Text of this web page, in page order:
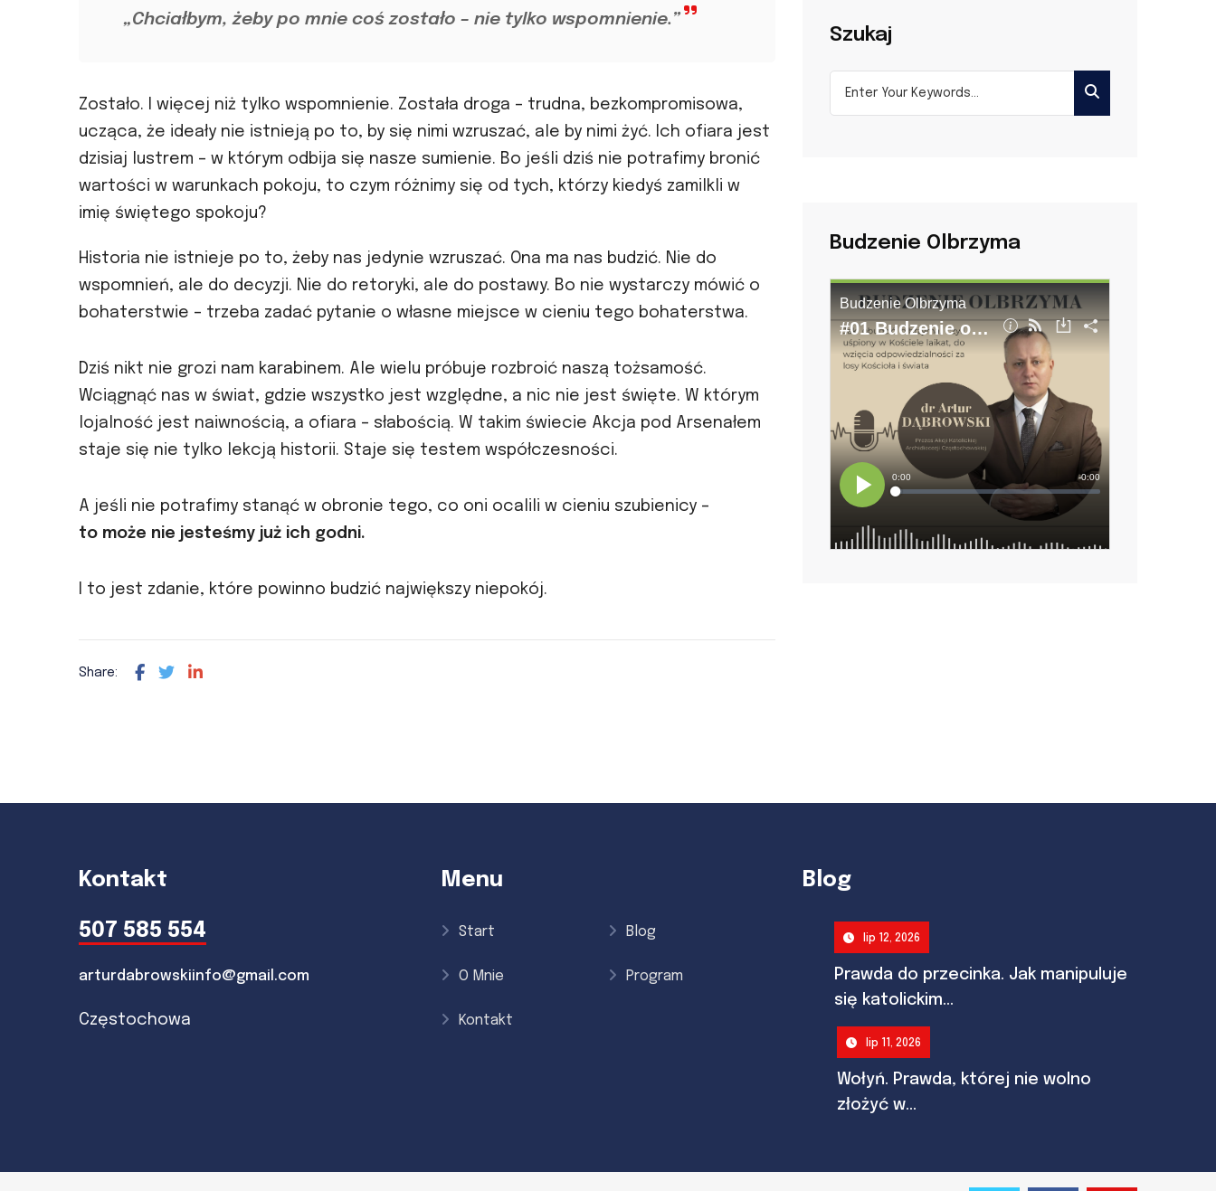
„Chciałbym, żeby po mnie coś zostało – nie tylko wspomnienie.”
Zostało. I więcej niż tylko wspomnienie. Została droga – trudna, bezkompromisowa,
ucząca, że ideały nie istnieją po to, by się nimi wzruszać, ale by nimi żyć. Ich ofiara jest
dzisiaj lustrem – w którym odbija się nasze sumienie. Bo jeśli dziś nie potrafimy bronić
wartości w warunkach pokoju, to czym różnimy się od tych, którzy kiedyś zamilkli w
imię świętego spokoju?
Historia nie istnieje po to, żeby nas jedynie wzruszać. Ona ma nas budzić. Nie do
wspomnień, ale do decyzji. Nie do retoryki, ale do postawy. Bo nie wystarczy mówić o
bohaterstwie – trzeba zadać pytanie o własne miejsce w cieniu tego bohaterstwa.
Dziś nikt nie grozi nam karabinem. Ale wielu próbuje rozbroić naszą tożsamość.
Wciągnąć nas w świat, gdzie wszystko jest względne, a nic nie jest święte. W którym
lojalność jest naiwnością, a ofiara – słabością. W takim świecie Akcja pod Arsenałem
staje się nie tylko lekcją historii. Staje się testem współczesności.
A jeśli nie potrafimy stanąć w obronie tego, co oni ocalili w cieniu szubienicy –
to może nie jesteśmy już ich godni.
I to jest zdanie, które powinno budzić największy niepokój.
Share:
Szukaj
Budzenie Olbrzyma
Kontakt
507 585 554
arturdabrowskiinfo@gmail.com
Częstochowa
Menu
Start Blog
O Mnie Program
Kontakt
Blog
lip 12, 2026
Prawda do przecinka. Jak manipuluje
się katolickim...
lip 11, 2026
Wołyń. Prawda, której nie wolno
złożyć w...